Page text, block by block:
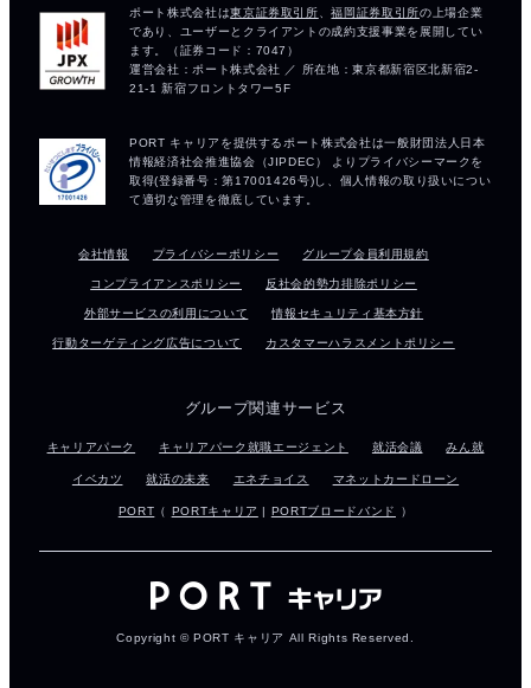
会社情報 プライバシーポリシー グループ会員利用規約
コンプライアンスポリシー 反社会的勢力排除ポリシー
外部サービスの利用について 情報セキュリティ基本方針
行動ターゲティング広告について カスタマーハラスメントポリシー